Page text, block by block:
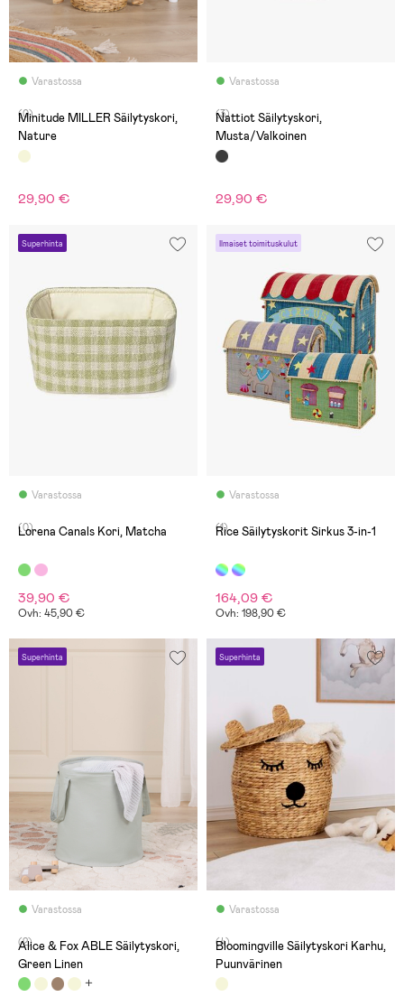
Varastossa
(0)
Minitude MILLER Säilytyskori,
Nature
29,90 €
Varastossa
(3)
Nattiot Säilytyskori,
Musta/Valkoinen
29,90 €
Superhinta
Varastossa
(0)
Lorena Canals Kori, Matcha
39,90 €
Ovh: 45,90 €
Ilmaiset toimituskulut
Varastossa
(1)
Rice Säilytyskorit Sirkus 3-in-1
164,09 €
Ovh: 198,90 €
Superhinta
Varastossa
(2)
Alice & Fox ABLE Säilytyskori,
Green Linen
Superhinta
Varastossa
(4)
Bloomingville Säilytyskori Karhu,
Puunvärinen